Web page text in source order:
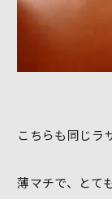
こちらも同じラ
薄マチで、とて